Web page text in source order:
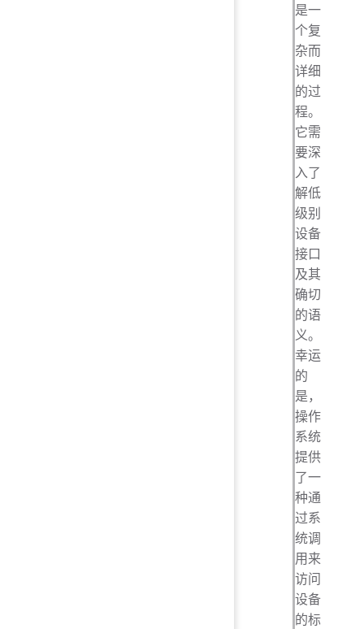
是一
个复
杂而
详细
的过
程。
它需
要深
入了
解低
级别
设备
接口
及其
确切
的语
义。
幸运
的
是，
操作
系统
提供
了一
种通
过系
统调
用来
访问
设备
的标